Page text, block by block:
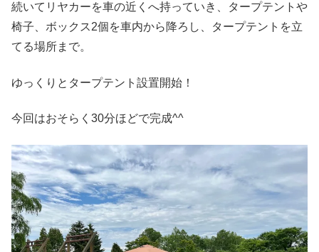
続いてリヤカーを車の近くへ持っていき、タープテントや
椅子、ボックス2個を車内から降ろし、タープテントを立
てる場所まで。
ゆっくりとタープテント設置開始！
今回はおそらく30分ほどで完成^^